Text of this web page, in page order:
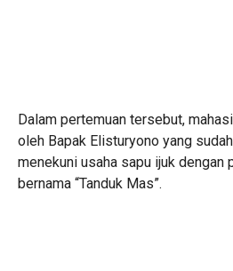
Dalam pertemuan tersebut,
oleh Bapak Elisturyono yang
menekuni usaha sapu ijuk dengan
bernama “Tanduk Mas”.